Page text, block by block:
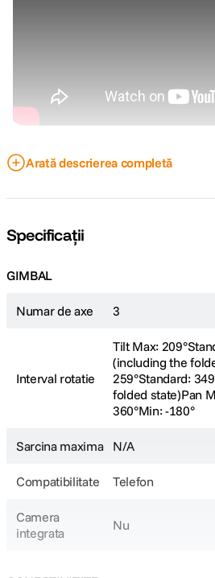
Imbunatatit cu o lumina de umplere
SMOOTH 5S se remarca prin structura
Spatiul mai larg dintre fiecare axa
super largi, permitandu-va sa dati frau
Motoarele magnetice din otel cu
suporta optiuni de lentile externe.
Arată descrierea completă
Specificații
GIMBAL
Numar de axe 3
Interval rotatie
Tilt Max:
(including the
259°Standard:
folded state)Pan
360°Min: -180°
Sarcina maxima N/A
Compatibilitate Telefon
Camera
integrata
Nu